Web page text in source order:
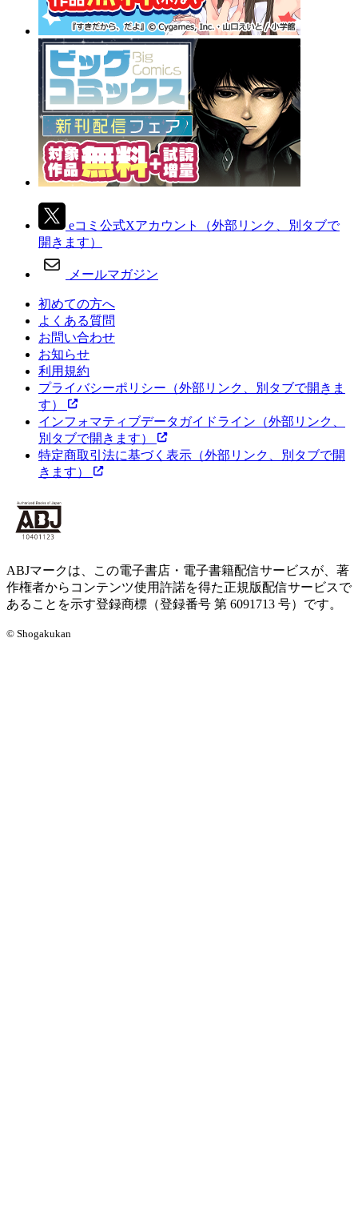
eコミ公式Xアカウント
（外部リンク、別タブで
開きます）
メールマガジン
初めての方へ
よくある質問
お問い合わせ
お知らせ
利用規約
プライバシーポリシー （外部リンク、別タブで開きま
す）
インフォマティブデータガイドライン （外部リンク、
別タブで開きます）
特定商取引法に基づく表示 （外部リンク、別タブで開
きます）
ABJマークは、この電子書店・電子書籍配信サービスが、著
作権者からコンテンツ使用許諾を得た正規版配信サービスで
あることを示す登録商標（登録番号 第 6091713 号）です。
© Shogakukan